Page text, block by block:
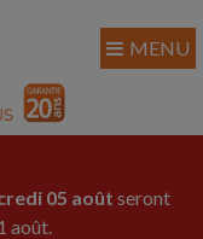
05 août seront
août.
MENU